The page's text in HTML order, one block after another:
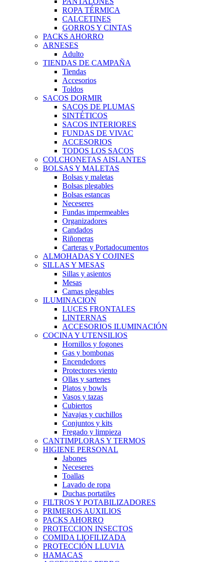
ROPA TÉRMICA
CALCETINES
GORROS Y CINTAS
PACKS AHORRO
ARNESES
Adulto
TIENDAS DE CAMPAÑA
Tiendas
Accesorios
Toldos
SACOS DORMIR
SACOS DE PLUMAS
SINTÉTICOS
SACOS INTERIORES
FUNDAS DE VIVAC
ACCESORIOS
TODOS LOS SACOS
COLCHONETAS AISLANTES
BOLSAS Y MALETAS
Bolsas y maletas
Bolsas plegables
Bolsas estancas
Neceseres
Fundas impermeables
Organizadores
Candados
Riñoneras
Carteras y Portadocumentos
ALMOHADAS Y COJINES
SILLAS Y MESAS
Sillas y asientos
Mesas
Camas plegables
ILUMINACION
LUCES FRONTALES
LINTERNAS
ACCESORIOS ILUMINACIÓN
COCINA Y UTENSILIOS
Hornillos y fogones
Gas y bombonas
Encendedores
Protectores viento
Ollas y sartenes
Platos y bowls
Vasos y tazas
Cubiertos
Navajas y cuchillos
Conjuntos y kits
Fregado y limpieza
CANTIMPLORAS Y TERMOS
HIGIENE PERSONAL
Jabones
Neceseres
Toallas
Lavado de ropa
Duchas portatiles
FILTROS Y POTABILIZADORES
PRIMEROS AUXILIOS
PACKS AHORRO
PROTECCION INSECTOS
COMIDA LIOFILIZADA
PROTECCIÓN LLUVIA
HAMACAS